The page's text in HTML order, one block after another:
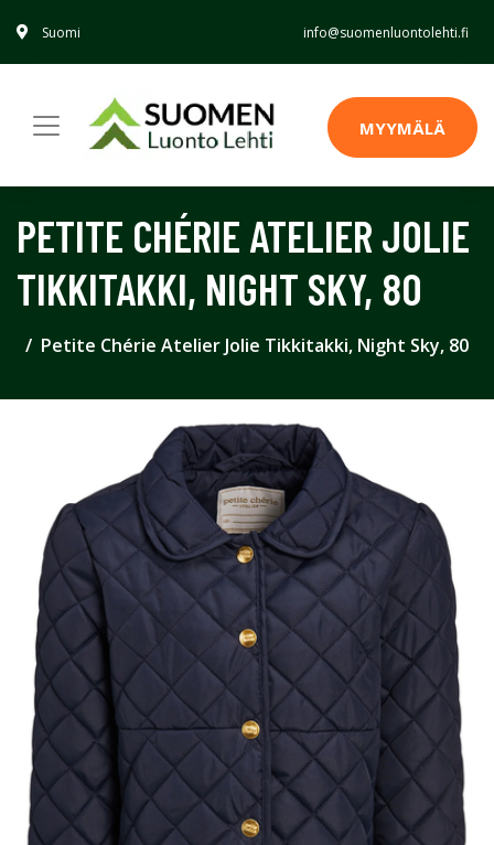
Suomi info@suomenluontolehti.fi
MYYMÄLÄ
PETITE CHÉRIE ATELIER JOLIE
TIKKITAKKI, NIGHT SKY, 80
Petite Chérie Atelier Jolie Tikkitakki, Night Sky, 80